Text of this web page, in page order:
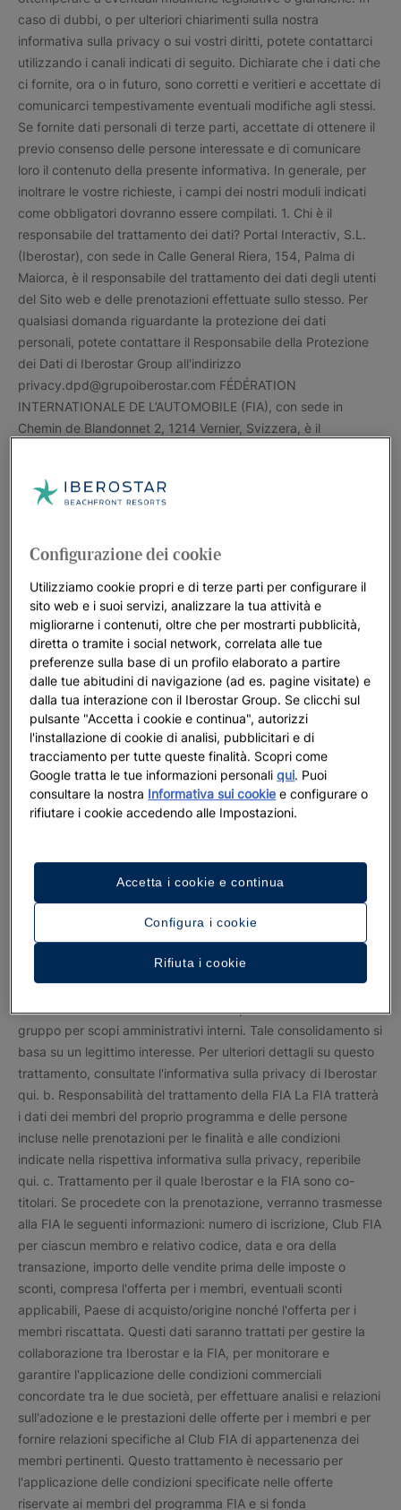
Configurazione dei cookie
Utilizziamo cookie propri e di terze parti per configurare il
sito web e i suoi servizi, analizzare la tua attività e
migliorarne i contenuti, oltre che per mostrarti pubblicità,
diretta o tramite i social network, correlata alle tue
preferenze sulla base di un profilo elaborato a partire
dalle tue abitudini di navigazione (ad es. pagine visitate) e
dalla tua interazione con il Iberostar Group. Se clicchi sul
pulsante "Accetta i cookie e continua", autorizzi
l'installazione di cookie di analisi, pubblicitari e di
tracciamento per tutte queste finalità. Scopri come
Google tratta le tue informazioni personaliqui. Puoi
consultare la nostra Informativa sui cookie e configurare o
rifiutare i cookie accedendo alle Impostazioni.
Configura i cookie
Rifiuta i cookie
Accetta i cookie e continua